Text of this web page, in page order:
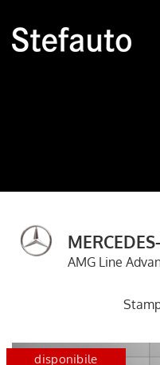
AMG Line
disponibile